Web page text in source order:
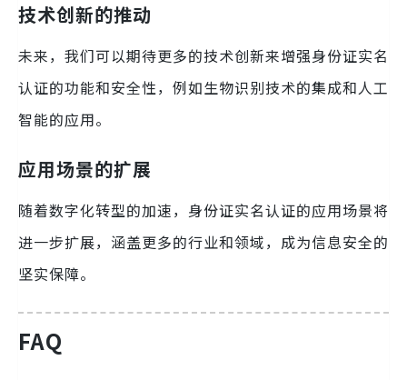
技术创新的推动
未来，我们可以期待更多的技术创新来增强身份证实名
认证的功能和安全性，例如生物识别技术的集成和人工
智能的应用。
应用场景的扩展
随着数字化转型的加速，身份证实名认证的应用场景将
进一步扩展，涵盖更多的行业和领域，成为信息安全的
坚实保障。
FAQ